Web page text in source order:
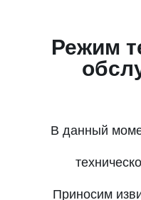
Режим
В данный
Приносим